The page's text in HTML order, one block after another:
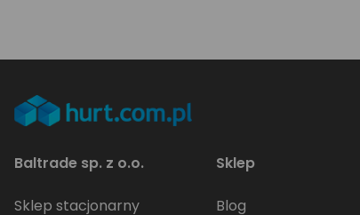
Baltrade sp. z o.o.
Sklep stacjonarny
Sklep
Blog